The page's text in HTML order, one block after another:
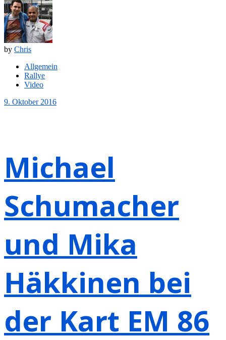
by Chris
Allgemein
Rallye
Video
9. Oktober 2016
Michael
Schumacher
und Mika
Häkkinen bei
der Kart EM 86